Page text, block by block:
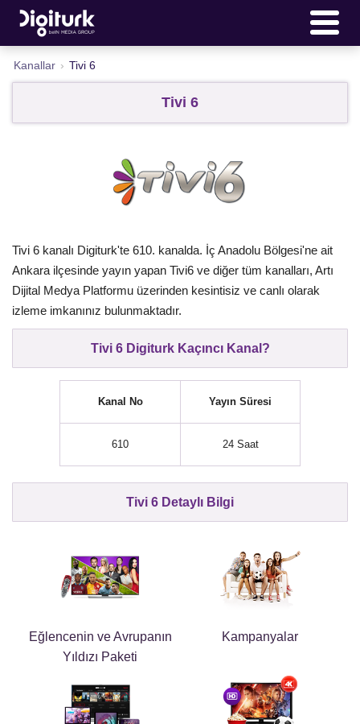
Kanallar › Tivi 6
Tivi 6
Tivi 6 kanalı Digiturk'te 610. kanalda. İç Anadolu Bölgesi'ne ait
Ankara ilçesinde yayın yapan Tivi6 ve diğer tüm kanalları, Artı
Dijital Medya Platformu üzerinden kesintisiz ve canlı olarak
izleme imkanınız bulunmaktadır.
Tivi 6 Digiturk Kaçıncı Kanal?
Kanal No Yayın Süresi
610 24 Saat
Tivi 6 Detaylı Bilgi
Eğlencenin ve Avrupanın
Yıldızı Paketi
Kampanyalar